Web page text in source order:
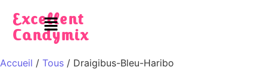
Excellent
Candymix
Accueil / Tous / Draigibus-Bleu-Haribo